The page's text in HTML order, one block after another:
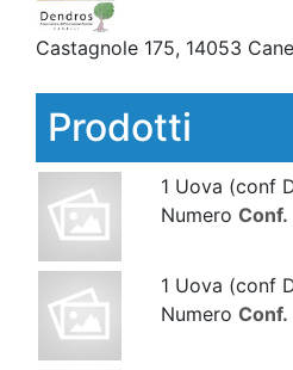
Castagnole 175, 14053
Prodotti
1 Uova (conf
Numero Conf.
1 Uova (conf
Numero Conf.